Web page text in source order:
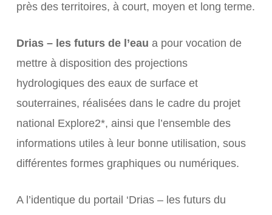
près des territoires, à court, moyen et long terme.
Drias – les futurs de l’eau a pour vocation de
mettre à disposition des projections
hydrologiques des eaux de surface et
souterraines, réalisées dans le cadre du projet
national Explore2*, ainsi que l’ensemble des
informations utiles à leur bonne utilisation, sous
différentes formes graphiques ou numériques.
A l’identique du portail ‘Drias – les futurs du